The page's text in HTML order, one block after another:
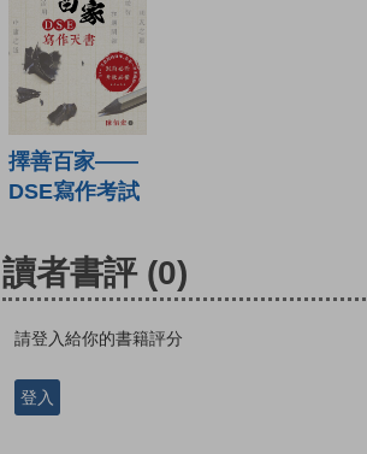
擇善百家——
DSE寫作考試
讀者書評 (0)
請登入給你的書籍評分
登入